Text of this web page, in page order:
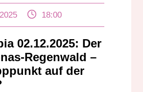
18:00
02.12.2025: Der
Regenwald –
auf der